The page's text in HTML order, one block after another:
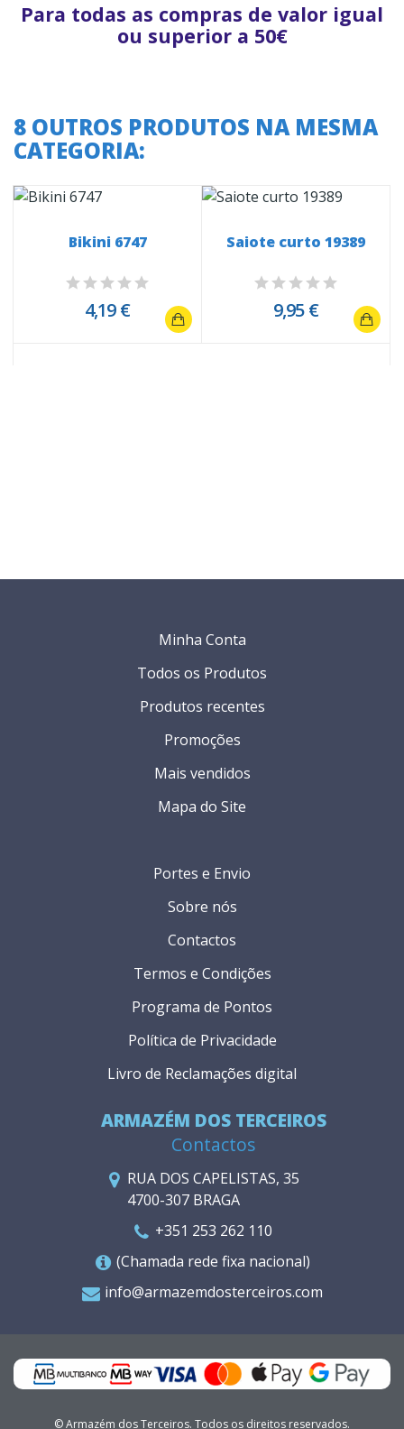
Para todas as compras de valor igual
ou superior a 50€
8 OUTROS PRODUTOS NA MESMA
CATEGORIA:
Bikini 6747
4,19 €
Saiote curto 19389
9,95 €
ARMAZÉM DOS TERCEIROS
Contactos
RUA DOS CAPELISTAS, 35
4700-307 BRAGA
+351 253 262 110
(Chamada rede fixa nacional)
info@armazemdosterceiros.com
Portes e Envio
Sobre nós
Contactos
Termos e Condições
Programa de Pontos
Política de Privacidade
Livro de Reclamações digital
Minha Conta
Todos os Produtos
Produtos recentes
Promoções
Mais vendidos
Mapa do Site
© Armazém dos Terceiros. Todos os direitos reservados.